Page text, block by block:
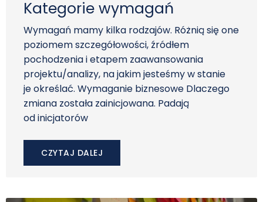
Kategorie wymagań
Wymagań mamy kilka rodzajów. Różnią się one
poziomem szczegółowości, źródłem
pochodzenia i etapem zaawansowania
projektu/analizy, na jakim jesteśmy w stanie
je określać. Wymaganie biznesowe Dlaczego
zmiana została zainicjowana. Padają
od inicjatorów
CZYTAJ DALEJ